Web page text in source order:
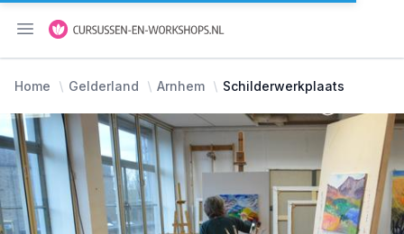
Menu openen
Home Gelderland Arnhem Schilderwerkplaats